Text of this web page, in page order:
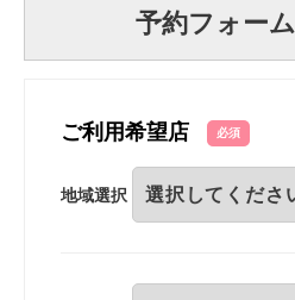
予約フォーム
ご利用希望店 必須
地域選択